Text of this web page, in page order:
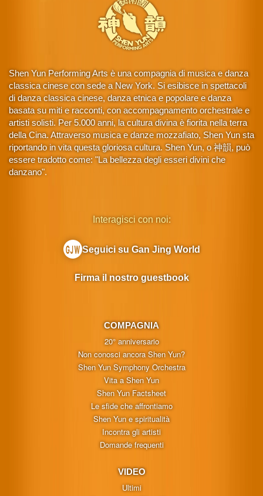
Shen Yun Performing Arts è una compagnia di musica e danza
classica cinese con sede a New York. Si esibisce in spettacoli
di danza classica cinese, danza etnica e popolare e danza
basata su miti e racconti, con accompagnamento orchestrale e
artisti solisti. Per 5.000 anni, la cultura divina è fiorita nella terra
della Cina. Attraverso musica e danze mozzafiato, Shen Yun sta
riportando in vita questa gloriosa cultura. Shen Yun, o 神韻, può
essere tradotto come: "La bellezza degli esseri divini che
danzano".
COMPAGNIA
20° anniversario
Non conosci ancora Shen Yun?
Shen Yun Symphony Orchestra
Vita a Shen Yun
Shen Yun Factsheet
Le sfide che affrontiamo
Shen Yun e spiritualità
Incontra gli artisti
Domande frequenti
VIDEO
Ultimi
Interagisci con noi:
Seguici su Gan Jing World
Firma il nostro guestbook